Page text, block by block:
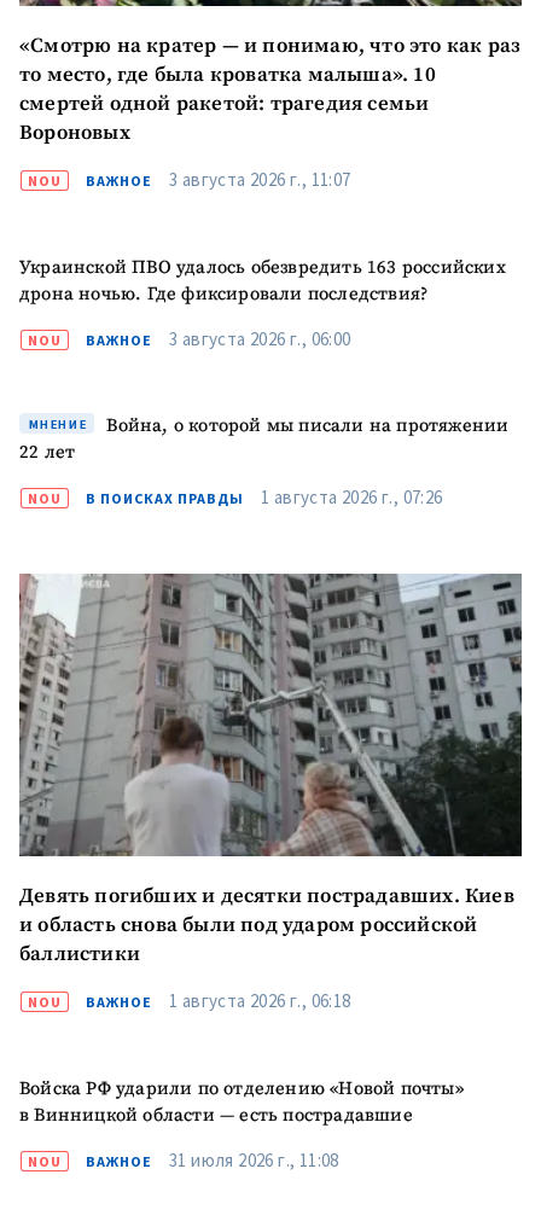
«Смотрю на кратер — и понимаю, что это как раз
то место, где была кроватка малыша». 10
смертей одной ракетой: трагедия семьи
Вороновых
NOU ВАЖНОЕ 3 августа 2026 г., 11:07
Украинской ПВО удалось обезвредить 163 российских
дрона ночью. Где фиксировали последствия?
NOU ВАЖНОЕ 3 августа 2026 г., 06:00
МНЕНИЕ
Война, о которой мы писали на протяжении
22 лет
NOU В ПОИСКАХ ПРАВДЫ 1 августа 2026 г., 07:26
Девять погибших и десятки пострадавших. Киев
и область снова были под ударом российской
баллистики
NOU ВАЖНОЕ 1 августа 2026 г., 06:18
Войска РФ ударили по отделению «Новой почты»
в Винницкой области — есть пострадавшие
NOU ВАЖНОЕ 31 июля 2026 г., 11:08
Фотография
+ Загрузить
изображение
Ссылка на медиа
+ Добавить ссылку на
медиа
Имя
Я прочитал(а) и согласен(на)
сполитикой
конфиденциальности.
ОТПРАВИТЬ НОВОСТЬ